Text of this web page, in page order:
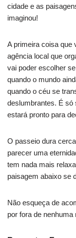
cidade e as
imaginou!
A primeira coisa que
agência local que
vai poder escolher
quando o mundo
quando o céu se
deslumbrantes. É só
estará pronto para
O passeio dura
parecer uma
tem nada mais
paisagem abaixo se
Não esqueça de
por fora de nenhuma